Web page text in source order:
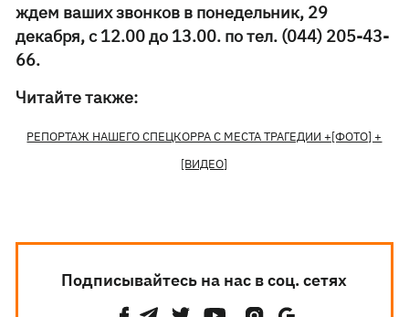
ждем ваших звонков в понедельник, 29
декабря, с 12.00 до 13.00. по тел. (044) 205-43-
66.
Читайте также:
РЕПОРТАЖ НАШЕГО СПЕЦКОРРА С МЕСТА ТРАГЕДИИ +[ФОТО] +
[ВИДЕО]
Подписывайтесь на нас в соц. сетях